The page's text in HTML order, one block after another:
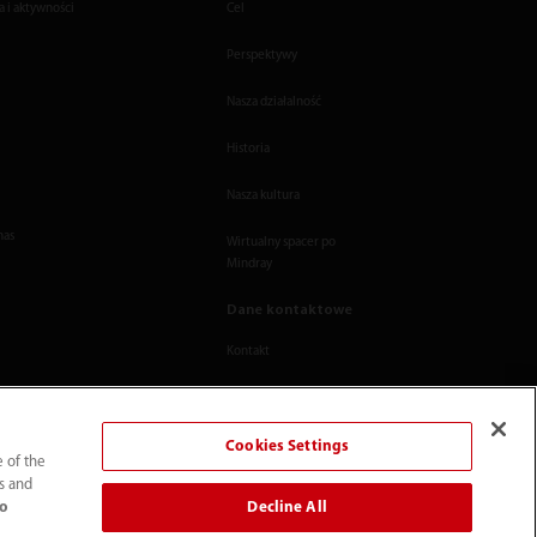
i aktywności Cel
Perspektywy
Nasza działalność
Historia
Nasza kultura
Wirtualny spacer po
Mindray
Dane kontaktowe
Kontakt
of the
and
Cookies Settings
Decline All